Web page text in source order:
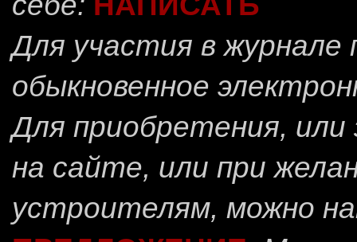
Для участия в
обыкновенное
Для приобретения, или
на сайте, или при
устроителям, можно